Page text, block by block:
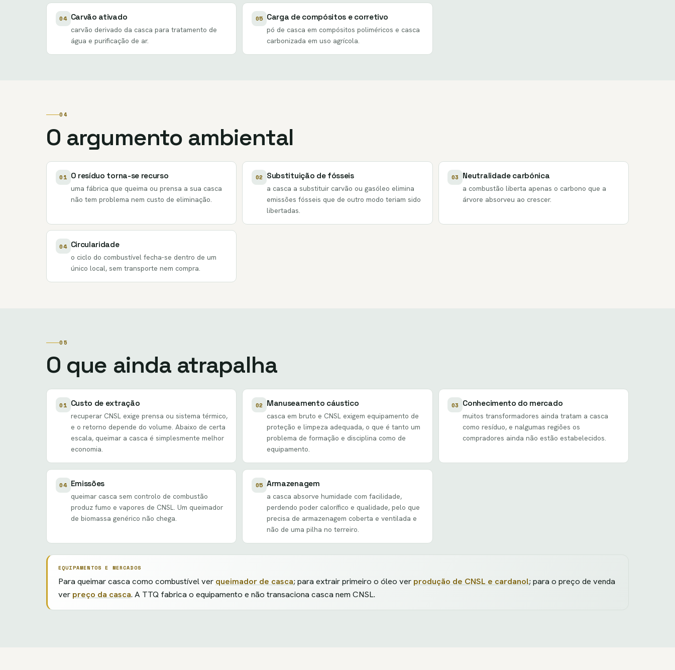
04 Carvão ativado
carvão derivado da casca para tratamento de
água e purificação de ar.
05 Carga de compósitos e corretivo
pó de casca em compósitos poliméricos e casca
carbonizada em uso agrícola.
04
O argumento ambiental
01 O resíduo torna-se recurso
uma fábrica que queima ou prensa a sua casca
não tem problema nem custo de eliminação.
02 Substituição de fósseis
a casca a substituir carvão ou gasóleo elimina
emissões fósseis que de outro modo teriam sido
libertadas.
03 Neutralidade carbónica
a combustão liberta apenas o carbono que a
árvore absorveu ao crescer.
04 Circularidade
o ciclo do combustível fecha-se dentro de um
único local, sem transporte nem compra.
05
O que ainda atrapalha
01 Custo de extração
recuperar CNSL exige prensa ou sistema térmico,
e o retorno depende do volume. Abaixo de certa
escala, queimar a casca é simplesmente melhor
economia.
02 Manuseamento cáustico
casca em bruto e CNSL exigem equipamento de
proteção e limpeza adequada, o que é tanto um
problema de formação e disciplina como de
equipamento.
03 Conhecimento do mercado
muitos transformadores ainda tratam a casca
como resíduo, e nalgumas regiões os
compradores ainda não estão estabelecidos.
04 Emissões
queimar casca sem controlo de combustão
produz fumo e vapores de CNSL. Um queimador
de biomassa genérico não chega.
05 Armazenagem
a casca absorve humidade com facilidade,
perdendo poder calorífico e qualidade, pelo que
precisa de armazenagem coberta e ventilada e
não de uma pilha no terreiro.
EQUIPAMENTOS E MERCADOS
Para queimar casca como combustível ver queimador de casca; para extrair primeiro o óleo ver produção de CNSL e cardanol; para o preço de venda
ver preço da casca. A TTQ fabrica o equipamento e não transaciona casca nem CNSL.